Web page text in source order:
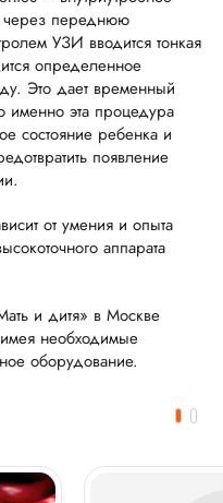
через переднюю
УЗИ вводится тонкая
определенное
Это дает временный
эта процедура
состояние ребенка и
появление
от умения и опыта
аппарата
и дитя» в Москве
необходимые
оборудование.